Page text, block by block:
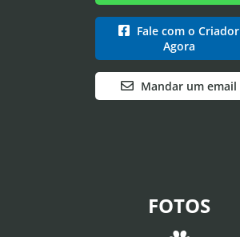
Fale com o Criador
Agora
Mandar um email
FOTOS